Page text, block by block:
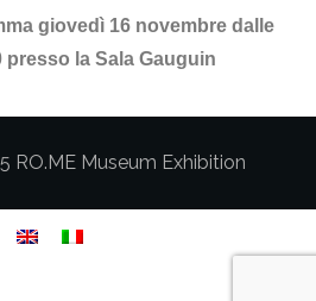
giovedì 16 novembre dalle
presso la Sala Gauguin
RO.ME Museum Exhibition